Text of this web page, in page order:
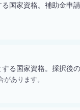
国家資格。補助金申
る国家資格。採択後
あります。